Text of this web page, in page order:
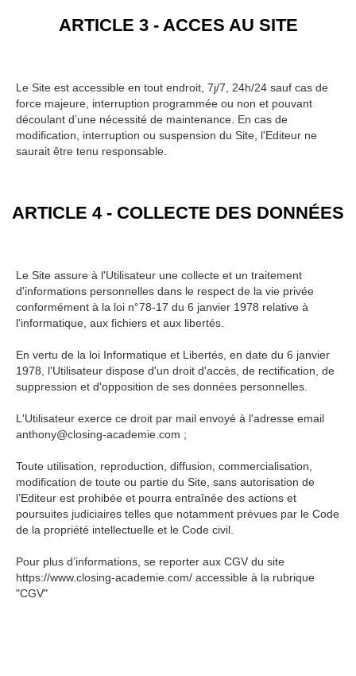
ARTICLE 3 - ACCES AU SITE
Le Site est accessible en tout endroit, 7j/7, 24h/24 sauf cas de
force majeure, interruption programmée ou non et pouvant
découlant d’une nécessité de maintenance. En cas de
modification, interruption ou suspension du Site, l'Editeur ne
saurait être tenu responsable.
ARTICLE 4 - COLLECTE DES DONNÉES
Le Site assure à l'Utilisateur une collecte et un traitement
d'informations personnelles dans le respect de la vie privée
conformément à la loi n°78-17 du 6 janvier 1978 relative à
l'informatique, aux fichiers et aux libertés.
En vertu de la loi Informatique et Libertés, en date du 6 janvier
1978, l'Utilisateur dispose d'un droit d'accès, de rectification, de
suppression et d'opposition de ses données personnelles.
L'Utilisateur exerce ce droit par mail envoyé à l'adresse email
anthony@closing-academie.com ;
Toute utilisation, reproduction, diffusion, commercialisation,
modification de toute ou partie du Site , sans autorisation de
l’Editeur est prohibée et pourra entraînée des actions et
poursuites judiciaires telles que notamment prévues par le Code
de la propriété intellectuelle et le Code civil.
Pour plus d’informations, se reporter aux CGV du site
https://www.closing-academie.com/ accessible à la rubrique
"CGV"